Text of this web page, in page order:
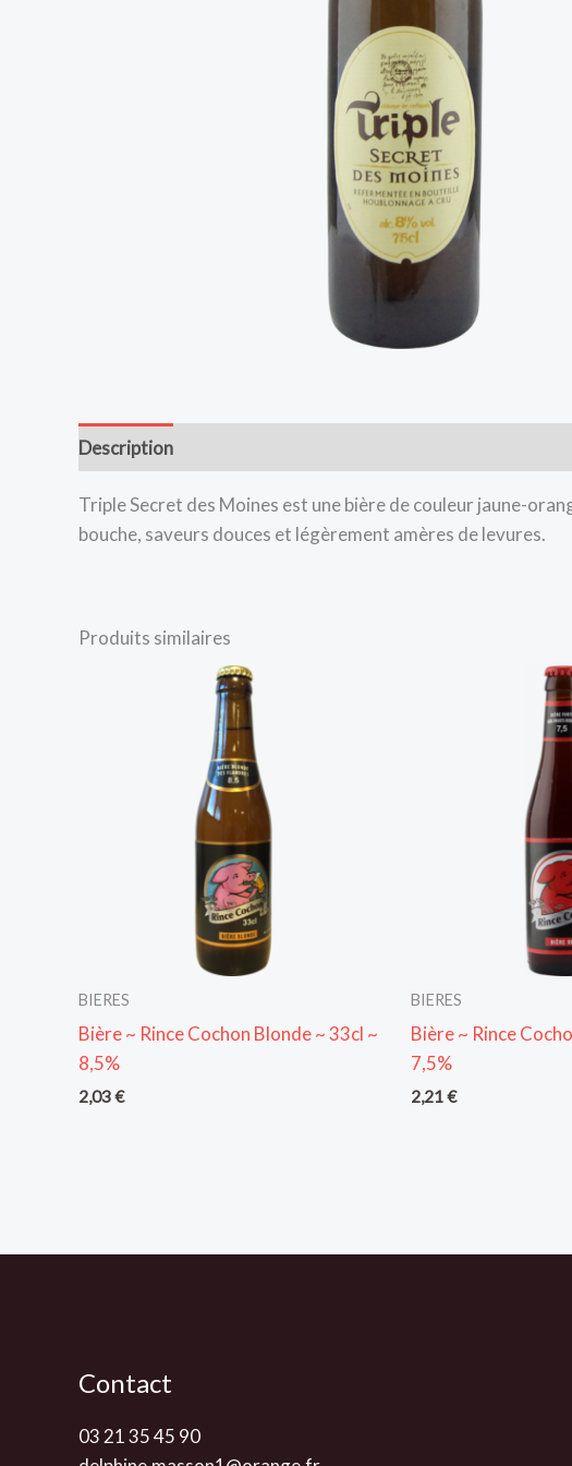
Description
Triple Secret des Moines est une bière de couleur jaune-
bouche, saveurs douces et légèrement amères de levures.
Produits similaires
BIERES
Bière ~ Rince Cochon Blonde ~ 33cl ~
8,5%
2,03€
BIERES
Bière ~ Rince
7,5%
2,21€
Contact
03 21 35 45 90